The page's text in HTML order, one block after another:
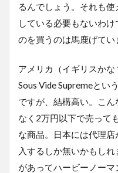
るんでしょう。それも
している必要もないわ
のを買うのは馬鹿げてい
アメリカ（イギリスか
Sous Vide Supremeとい
ですが、結構高い。こ
なく2万円以下で売って
な商品。日本には代理
入するしか無いかもし
があってハービーノー